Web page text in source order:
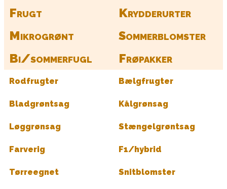
Frugt
Krydderurter
Mikrogrønt
Sommerblomster
Bi/sommerfugl
Frøpakker
Rodfrugter Bælgfrugter
Bladgrøntsag Kålgrønsag
Løggrønsag Stængelgrøntsag
Farverig F1/hybrid
Tørreegnet Snitblomster